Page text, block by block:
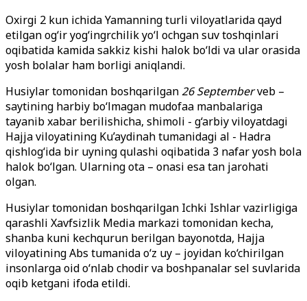
Oxirgi 2 kun ichida Yamanning turli viloyatlarida qayd
etilgan og‘ir yog‘ingrchilik yo‘l ochgansuv toshqinlari
oqibatida kamida sakkiz kishi halok bo‘ldi va ular orasida
yosh bolalar ham borligi aniqlandi.
Husiylar tomonidan boshqarilgan26 Septemberveb –
saytining harbiy bo‘lmagan mudofaa manbalariga
tayanib xabar berilishicha, shimoli - g‘arbiy viloyatdagi
Hajja viloyatining Ku’aydinah tumanidagi al - Hadra
qishlog‘ida bir uyning qulashi oqibatida 3 nafar yosh bola
halok bo‘lgan. Ularning ota – onasi esa tan jarohati
olgan.
Husiylar tomonidan boshqarilgan Ichki Ishlar vazirligiga
qarashli Xavfsizlik Media markazi tomonidan kecha,
shanba kuni kechqurun berilgan bayonotda, Hajja
viloyatining Abs tumanida o‘z uy – joyidan ko‘chirilgan
insonlarga oid o‘nlab chodir va boshpanalar sel suvlarida
oqib ketgani ifoda etildi.